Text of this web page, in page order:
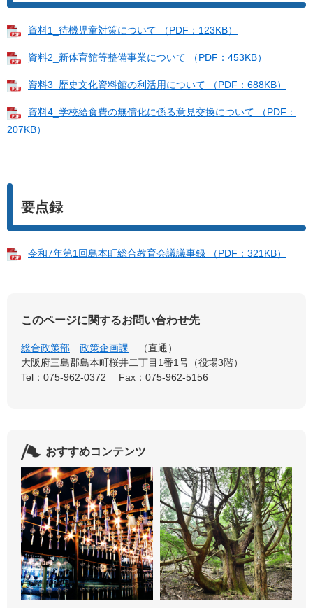
資料1_待機児童対策について （PDF：123KB）
資料2_新体育館等整備事業について （PDF：453KB）
資料3_歴史文化資料館の利活用について （PDF：688KB）
資料4_学校給食費の無償化に係る意見交換について （PDF：
207KB）
要点録
令和7年第1回島本町総合教育会議議事録 （PDF：321KB）
このページに関するお問い合わせ先
総合政策部 政策企画課
直通
大阪府三島郡島本町桜井二丁目1番1号（役場3階）
Tel：075-962-0372
Fax：075-962-5156
おすすめコンテンツ